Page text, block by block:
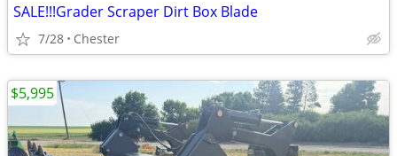
SALE!!!Grader Scraper Dirt Box Blade
7/28 Chester
$5,995